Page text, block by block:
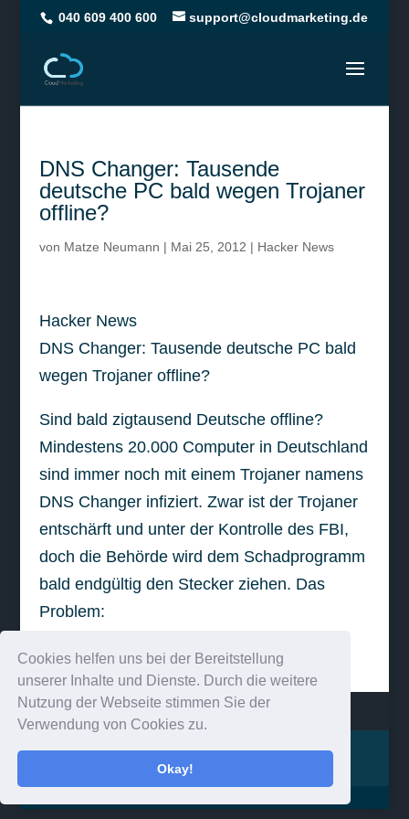
Cookies helfen uns bei der Bereitstellung
unserer Inhalte und Dienste. Durch die weitere
Nutzung der Webseite stimmen Sie der
Verwendung von Cookies zu.
Okay!
040 609 400 600 support@cloudmarketing.de
DNS Changer: Tausende
deutsche PC bald wegen Trojaner
offline?
von Matze Neumann | Mai 25, 2012 | Hacker News
Hacker News
DNS Changer: Tausende deutsche PC bald
wegen Trojaner offline?
Sind bald zigtausend Deutsche offline?
Mindestens 20.000 Computer in Deutschland
sind immer noch mit einem Trojaner namens
DNS Changer infiziert. Zwar ist der Trojaner
entschärft und unter der Kontrolle des FBI,
doch die Behörde wird dem Schadprogramm
bald endgültig den Stecker ziehen. Das
Problem:
weiterlesen